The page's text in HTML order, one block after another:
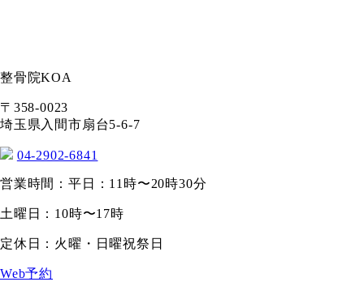
整骨院KOA
〒358-0023
埼玉県入間市扇台5-6-7
04-2902-6841
営業時間：平日：11時〜20時30分
土曜日：10時〜17時
定休日：火曜・日曜祝祭日
Web予約